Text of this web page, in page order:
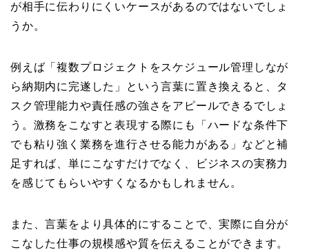
が相手に伝わりにくいケースがあるのではないでしょ
うか。
例えば「複数プロジェクトをスケジュール管理しなが
ら納期内に完遂した」という言葉に置き換えると、タ
スク管理能力や責任感の強さをアピールできるでしょ
う。激務をこなすと表現する際にも「ハードな条件下
でも粘り強く業務を進行させる能力がある」などと補
足すれば、単にこなすだけでなく、ビジネスの実務力
を感じてもらいやすくなるかもしれません。
また、言葉をより具体的にすることで、実際に自分が
こなした仕事の規模感や質を伝えることができます。